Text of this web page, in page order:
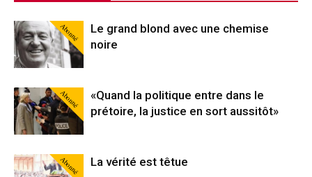
Abonné
Le grand blond avec une chemise
noire
Abonné
«Quand la politique entre dans le
prétoire, la justice en sort aussitôt»
Abonné La vérité est têtue